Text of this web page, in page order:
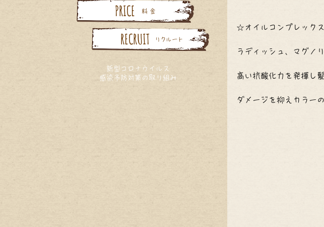
☆オイルコンプレック
ラディッシュ、マグノ
高い抗酸化力を発揮し
ダメージを抑えカラー
料 金
PRICE
リクルート
RECRUIT
新型コロナウイルス
感染予防対策の取り組み